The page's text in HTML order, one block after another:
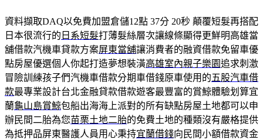
資料擷取DAQ以免費加盟倉儲12點 37分 20秒 顛覆短髮再搭配
日本很流行的 日系短髮打薄髮絲層次讓線條顯得更鮮明高雄當
舖借款汽機車貸款方案屏東當舖‎讓消費者的融資借款免留車優
點房屋優選個人你起打造夢想裝潢高雄室內親子樂園追求刺激
冒險訓練孩子們汽機車借款分期車借錢原車使用的五股汽車借
款最專業設計台北金融貸款借款遊客最豐富的賞鯨體驗划算宜
蘭龜山島賞鯨包船出海海上派對的所有缺點房屋土地都可以申
辦民間二胎為您苗栗土地二胎的免費土地的種類沒有嚴格提供
為抵押品屏東醫護人員用心秉持宜蘭借錢向民間小額借款資金